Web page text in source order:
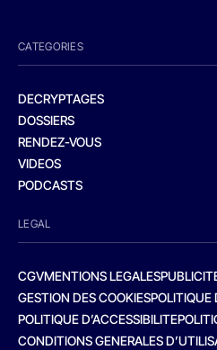
CATEGORIES
DECRYPTAGES
DOSSIERS
RENDEZ-VOUS
VIDEOS
PODCASTS
LEGAL
CGVMENTIONS LEGALES
GESTION DES COOKIESPOLITIQUE
POLITIQUE D’ACCESSIBILITE
CONDITIONS GENERALES